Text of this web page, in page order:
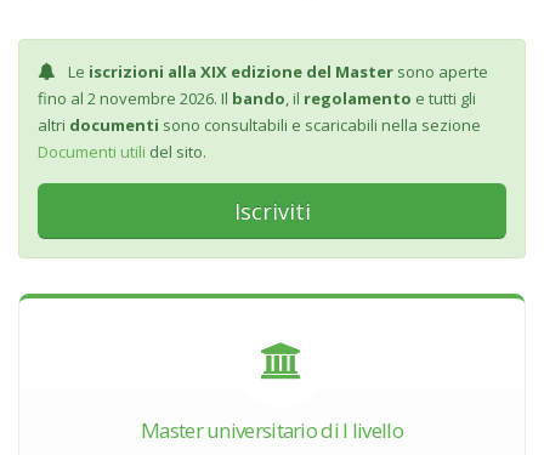
Le iscrizioni alla XIX edizione del Master sono aperte
fino al 2 novembre 2026. Il bando, il regolamento e tutti gli
altri documenti sono consultabili e scaricabili nella sezione
Documenti utili del sito.
Iscriviti
Master universitario di I livello